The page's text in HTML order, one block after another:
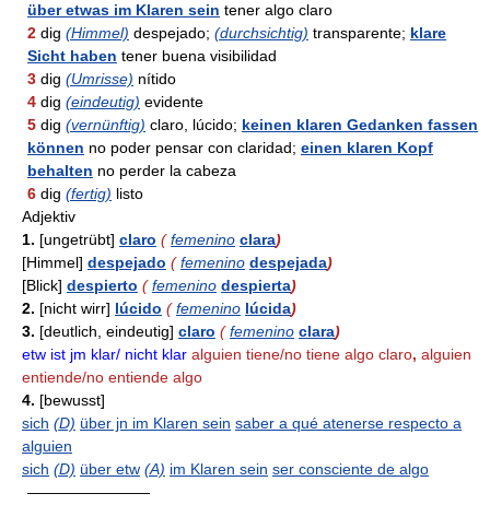
über etwas im Klaren sein tener algo claro
2 dig (Himmel) despejado; (durchsichtig) transparente; klare
Sicht haben tener buena visibilidad
3 dig (Umrisse) nítido
4 dig (eindeutig) evidente
5 dig (vernünftig) claro, lúcido; keinen klaren Gedanken fassen
können no poder pensar con claridad; einen klaren Kopf
behalten no perder la cabeza
6 dig (fertig) listo
Adjektiv
1. [ungetrübt] claro ( femenino clara)
[Himmel] despejado ( femenino despejada)
[Blick] despierto ( femenino despierta)
2. [nicht wirr] lúcido ( femenino lúcida)
3. [deutlich, eindeutig] claro ( femenino clara)
etw ist jm klar/ nicht klar alguien tiene/no tiene algo claro, alguien
entiende/no entiende algo
4. [bewusst]
sich (D) über jn im Klaren sein saber a qué atenerse respecto a
alguien
sich (D) über etw (A) im Klaren sein ser consciente de algo
————————